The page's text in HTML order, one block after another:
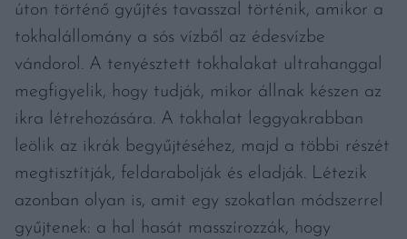
úton történő gyűjtés tavasszal történik, amikor a
tokhalállomány a sós vízből az édesvízbe
vándorol. A tenyésztett tokhalakat ultrahanggal
megfigyelik, hogy tudják, mikor állnak készen az
ikra létrehozására. A tokhalat leggyakrabban
leölik az ikrák begyűjtéséhez, majd a többi részét
megtisztítják, feldarabolják és eladják. Létezik
azonban olyan is, amit egy szokatlan módszerrel
gyűjtenek: a hal hasát masszírozzák, hogy